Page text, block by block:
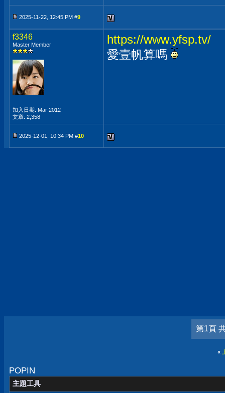
2025-11-22, 12:45 PM #9
f3346
Master Member
加入日期: Mar 2012
文章: 2,358
https://www.yfsp.tv/
愛壹帆算嗎
2025-12-01, 10:34 PM #10
第1頁
«
POPIN
主題工具